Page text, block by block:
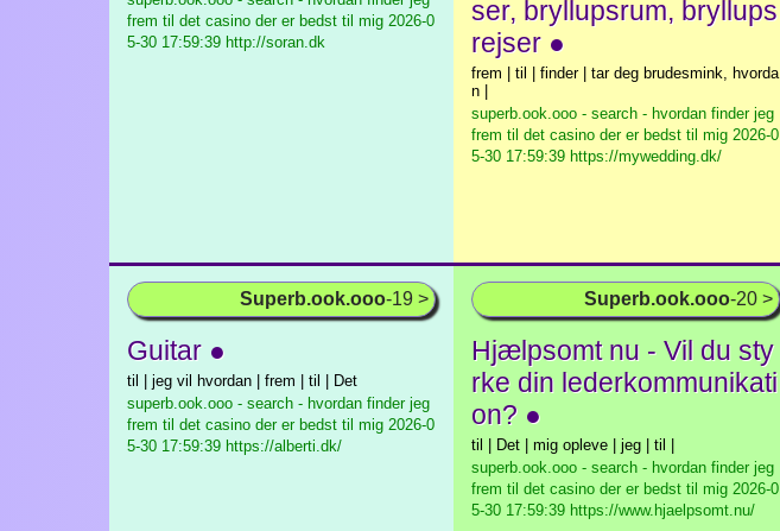
frem til det casino der er bedst til mig 2026-0
5-30 17:59:39 http://soran.dk
ser, bryllupsrum, bryllups
rejser ●
frem | til | finder | tar deg brudesmink, hvorda
n |
superb.ook.ooo - search - hvordan finder jeg
frem til det casino der er bedst til mig 2026-0
5-30 17:59:39 https://mywedding.dk/
Superb.ook.ooo-19 >
Guitar ●
til | jeg vil hvordan | frem | til | Det
superb.ook.ooo - search - hvordan finder jeg
frem til det casino der er bedst til mig 2026-0
5-30 17:59:39 https://alberti.dk/
Superb.ook.ooo-20 >
Hjælpsomt nu - Vil du sty
rke din lederkommunikati
on? ●
til | Det | mig opleve | jeg | til |
superb.ook.ooo - search - hvordan finder jeg
frem til det casino der er bedst til mig 2026-0
5-30 17:59:39 https://www.hjaelpsomt.nu/